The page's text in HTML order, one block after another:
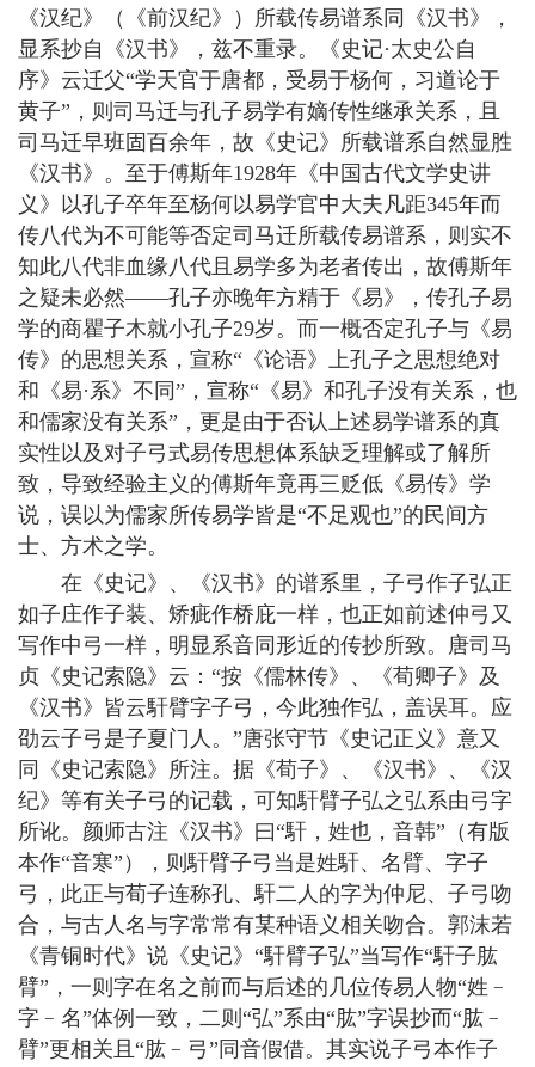
《汉纪》（《前汉纪》）所载传易谱系同《汉书》，
显系抄自《汉书》，兹不重录。《史记·太史公自
序》云迁父“学天官于唐都，受易于杨何，习道论于
黄子”，则司马迁与孔子易学有嫡传性继承关系，且
司马迁早班固百余年，故《史记》所载谱系自然显胜
《汉书》。至于傅斯年1928年《中国古代文学史讲
义》以孔子卒年至杨何以易学官中大夫凡距345年而
传八代为不可能等否定司马迁所载传易谱系，则实不
知此八代非血缘八代且易学多为老者传出，故傅斯年
之疑未必然——孔子亦晚年方精于《易》，传孔子易
学的商瞿子木就小孔子29岁。而一概否定孔子与《易
传》的思想关系，宣称“《论语》上孔子之思想绝对
和《易·系》不同”，宣称“《易》和孔子没有关系，也
和儒家没有关系”，更是由于否认上述易学谱系的真
实性以及对子弓式易传思想体系缺乏理解或了解所
致，导致经验主义的傅斯年竟再三贬低《易传》学
说，误以为儒家所传易学皆是“不足观也”的民间方
士、方术之学。
在《史记》、《汉书》的谱系里，子弓作子弘正
如子庄作子装、矫疵作桥庇一样，也正如前述仲弓又
写作中弓一样，明显系音同形近的传抄所致。唐司马
贞《史记索隐》云：“按《儒林传》、《荀卿子》及
《汉书》皆云馯臂字子弓，今此独作弘，盖误耳。应
劭云子弓是子夏门人。”唐张守节《史记正义》意又
同《史记索隐》所注。据《荀子》、《汉书》、《汉
纪》等有关子弓的记载，可知馯臂子弘之弘系由弓字
所讹。颜师古注《汉书》曰“馯，姓也，音韩”（有版
本作“音寒”），则馯臂子弓当是姓馯、名臂、字子
弓，此正与荀子连称孔、馯二人的字为仲尼、子弓吻
合，与古人名与字常常有某种语义相关吻合。郭沫若
《青铜时代》说《史记》“馯臂子弘”当写作“馯子肱
臂”，一则字在名之前而与后述的几位传易人物“姓﹣
字﹣名”体例一致，二则“弘”系由“肱”字误抄而“肱﹣
臂”更相关且“肱﹣弓”同音假借。其实说子弓本作子